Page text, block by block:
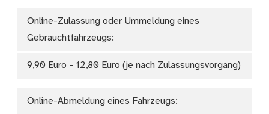
Online-Zulassung oder Ummeldung eines
Gebrauchtfahrzeugs:
9,90 Euro - 12,80 Euro (je nach Zulassungsvorgang)
Online-Abmeldung eines Fahrzeugs: